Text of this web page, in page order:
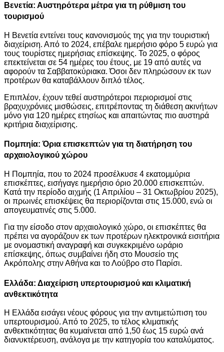
Βενετία: Αυστηρότερα μέτρα για τη ρύθμιση του
τουρισμού
Η Βενετία εντείνει τους κανονισμούς της για την τουριστική
διαχείριση. Από το 2024, επέβαλε ημερήσιο φόρο 5 ευρώ για
τους τουρίστες ημερήσιας επίσκεψης. Το 2025, ο φόρος
επεκτείνεται σε 54 ημέρες του έτους, με 19 από αυτές να
αφορούν τα Σαββατοκύριακα. Όσοι δεν πληρώσουν εκ των
προτέρων θα καταβάλλουν διπλό τέλος.
Επιπλέον, έχουν τεθεί αυστηρότεροι περιορισμοί στις
βραχυχρόνιες μισθώσεις, επιτρέποντας τη διάθεση ακινήτων
μόνο για 120 ημέρες ετησίως και απαιτώντας πιο αυστηρά
κριτήρια διαχείρισης.
Πομπηία: Όρια επισκεπτών για τη διατήρηση του
αρχαιολογικού χώρου
Η Πομπηία, που το 2024 προσέλκυσε 4 εκατομμύρια
επισκέπτες, εισήγαγε ημερήσιο όριο 20.000 επισκεπτών.
Κατά την περίοδο αιχμής (1 Απριλίου – 31 Οκτωβρίου 2025),
οι πρωινές επισκέψεις θα περιορίζονται στις 15.000, ενώ οι
απογευματινές στις 5.000.
Για την είσοδο στον αρχαιολογικό χώρο, οι επισκέπτες θα
πρέπει να αγοράζουν εκ των προτέρων ηλεκτρονικά εισιτήρια
με ονομαστική αναγραφή και συγκεκριμένο ωράριο
επίσκεψης, όπως συμβαίνει ήδη στο Μουσείο της
Ακρόπολης στην Αθήνα και το Λούβρο στο Παρίσι.
Ελλάδα: Διαχείριση υπερτουρισμού και κλιματική
ανθεκτικότητα
Η Ελλάδα εισάγει νέους φόρους για την αντιμετώπιση του
υπερτουρισμού. Από το 2025, το τέλος κλιματικής
ανθεκτικότητας θα κυμαίνεται από 1,50 έως 15 ευρώ ανά
διανυκτέρευση, ανάλογα με την κατηγορία του καταλύματος.